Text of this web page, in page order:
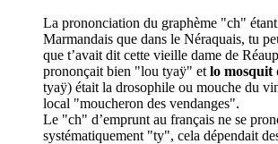
La prononciation du graphème "ch"
Marmandais que dans le Néraquais, tu
que t’avait dit cette vieille dame de
prononçait bien "lou tyaÿ" et lo mosquit
tyaÿ) était la drosophile ou mouche du
local "moucheron des vendanges".
Le "ch" d’emprunt au français ne se
systématiquement "ty", cela dépendait